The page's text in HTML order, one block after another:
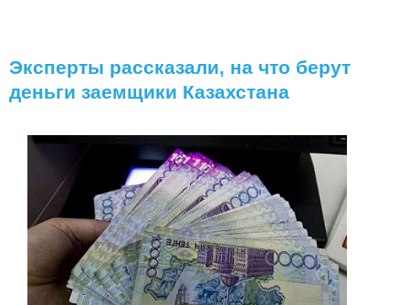
Эксперты рассказали, на что берут
деньги заемщики Казахстана